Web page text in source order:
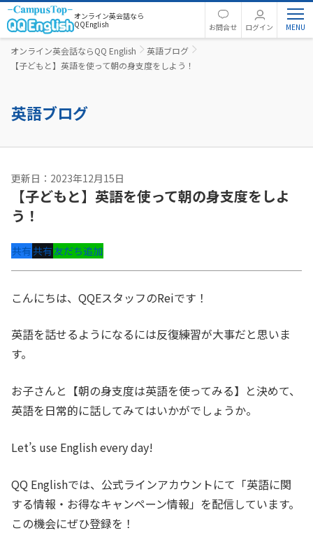
オンライン英会話なら
QQEnglish
お問合せ ログイン
オンライン英会話ならQQ English
英語ブログ
【子どもと】英語を使って朝の身支度をしよう！
英語ブログ
更新日：2023年12月15日
【子どもと】英語を使って朝の身支度をしよ
う！
共有共有友だち追加
こんにちは、QQEスタッフのReiです！
英語を話せるようになるには反復練習が大事だと思いま
す。
お子さんと【朝の身支度は英語を使ってみる】と決めて、
英語を日常的に話してみてはいかがでしょうか。
Let’s use English every day!
QQ Englishでは、公式ラインアカウントにて「英語に関
する情報・お得なキャンペーン情報」を配信しています。
この機会にぜひ登録を！